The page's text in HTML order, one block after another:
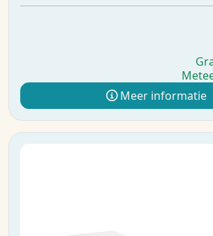
Meer informatie